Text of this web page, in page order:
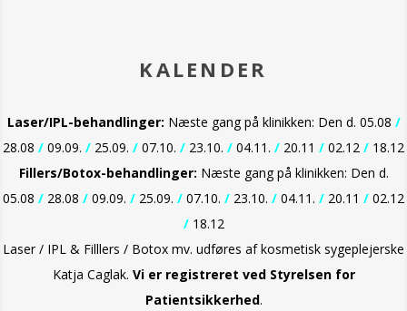
KALENDER
Laser/IPL-behandlinger: Næste gang på klinikken: Den d. 05.08 /
28.08 / 09.09. / 25.09. / 07.10. / 23.10. / 04.11. / 20.11 / 02.12 / 18.12
Fillers/Botox-behandlinger: Næste gang på klinikken: Den d.
05.08 / 28.08 / 09.09. / 25.09. / 07.10. / 23.10. / 04.11. / 20.11 / 02.12
/18.12
Laser / IPL & Filllers / Botox mv. udføres af kosmetisk sygeplejerske
Katja Caglak. Vi er registreret ved Styrelsen for
Patientsikkerhed.